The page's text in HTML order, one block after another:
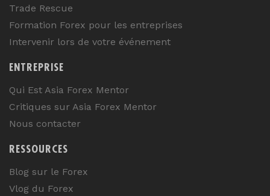
Trade Rescue
Formation Forex pour les entreprises
Intervenir lors de votre événement
ENTREPRISE
Qui Est Asia Forex Mentor
Critiques sur Asia Forex Mentor
Nous contacter
RESSOURCES
Blog sur le Forex
Vlog du Forex